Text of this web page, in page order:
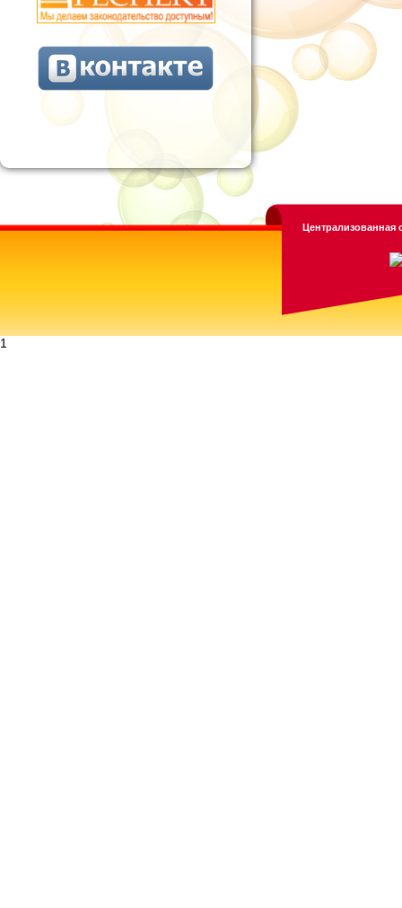
Централизованная
1